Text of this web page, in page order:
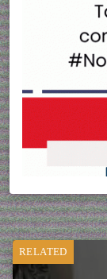
RELATED